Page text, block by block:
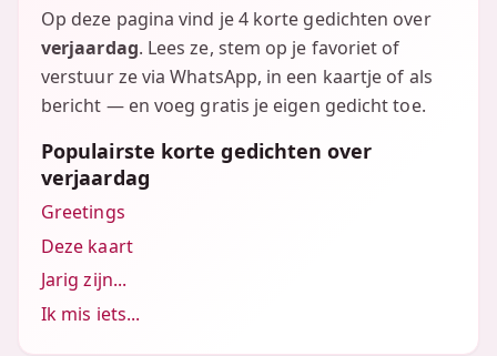
Op deze pagina vind je 4 korte gedichten over
verjaardag. Lees ze, stem op je favoriet of
verstuur ze via WhatsApp, in een kaartje of als
bericht — en voeg gratis je eigen gedicht toe.
Populairste korte gedichten over
verjaardag
Greetings
Deze kaart
Jarig zijn...
Ik mis iets...